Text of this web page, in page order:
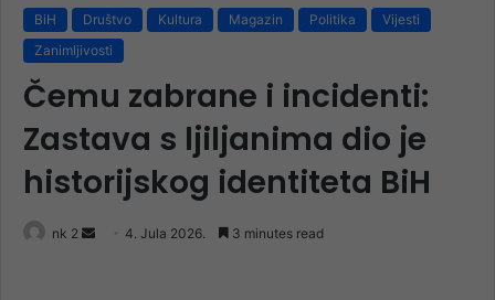
BiH Društvo Kultura Magazin Politika
Vijesti
Zanimljivosti
Čemu zabrane i incidenti:
Zastava s ljiljanima dio je
historijskog identiteta BiH
nk 2
Send 4. Jula 2026. 3 minutes read